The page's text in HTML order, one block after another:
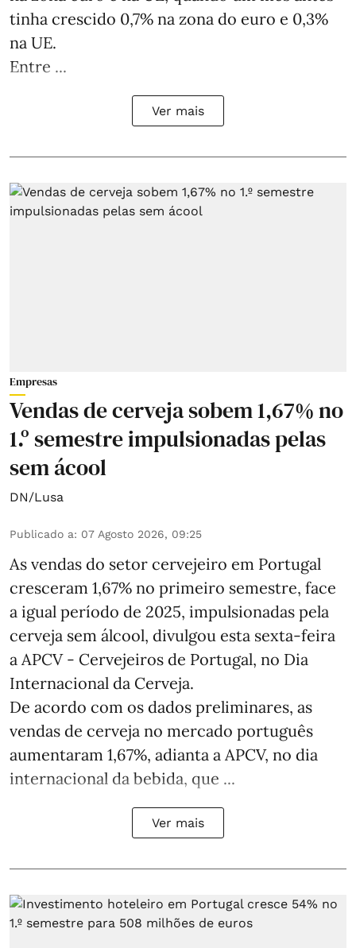
tinha crescido 0,7% na zona do euro e 0,3%
na UE.
Entre ...
Ver mais
Empresas
Vendas de cerveja sobem 1,67% no
1.º semestre impulsionadas pelas
sem ácool
DN/Lusa
Publicado a: 07 Agosto 2026, 09:25
As vendas do setor cervejeiro em Portugal
cresceram 1,67% no primeiro semestre, face
a igual período de 2025, impulsionadas pela
cerveja sem álcool, divulgou esta sexta-feira
a APCV - Cervejeiros de Portugal, no Dia
Internacional da Cerveja.
De acordo com os dados preliminares, as
vendas de cerveja no mercado português
aumentaram 1,67%, adianta a APCV, no dia
internacional da bebida, que ...
Ver mais